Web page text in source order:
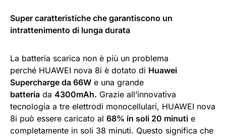
Super caratteristiche che garantiscono un
intrattenimento di lunga durata
La batteria scarica non è più un problema
perché HUAWEI nova 8i è dotato di Huawei
Supercharge da 66W e una grande
batteria da 4300mAh. Grazie all’innovativa
tecnologia a tre elettrodi monocellulari, HUAWEI nova
8i può essere caricato al 68% in soli 20 minuti e
completamente in soli 38 minuti. Questo significa che